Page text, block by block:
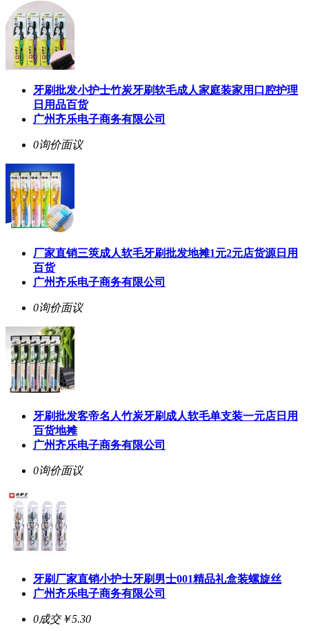
牙刷批发小护士竹炭牙刷软毛成人家庭装家用口腔护理
日用品百货
广州齐乐电子商务有限公司
0询价面议
厂家直销三筴成人软毛牙刷批发地摊1元2元店货源日用
百货
广州齐乐电子商务有限公司
0询价面议
牙刷批发客帝名人竹炭牙刷成人软毛单支装一元店日用
百货地摊
广州齐乐电子商务有限公司
0询价面议
牙刷厂家直销小护士牙刷男士001精品礼盒装螺旋丝
广州齐乐电子商务有限公司
0成交￥5.30